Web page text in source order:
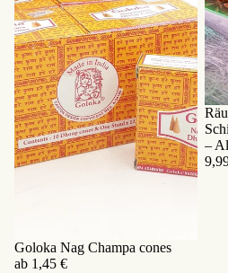
Goloka Nag Champa cones
ab 1,45 €
–